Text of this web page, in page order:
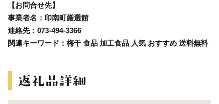
【お問合せ先】
事業者名：印南町厳選館
連絡先：073-494-3366
関連キーワード：梅干 食品 加工食品 人気 おすすめ 送料無料